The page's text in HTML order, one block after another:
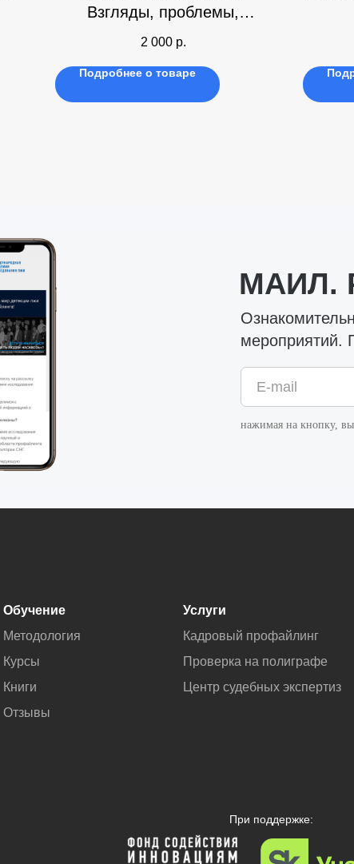
Взгляды, проблемы,
экспериментальная
исследования
2 000 р.
Подробнее о товаре
МАИЛ.
мероприятий.
E-mail
нажимая на кнопку, вы
Услуги
Кадровый профайлинг
Проверка на полиграфе
Центр судебных экспертиз
Обучение
Методология
Курсы
Книги
Отзывы
При поддержке: